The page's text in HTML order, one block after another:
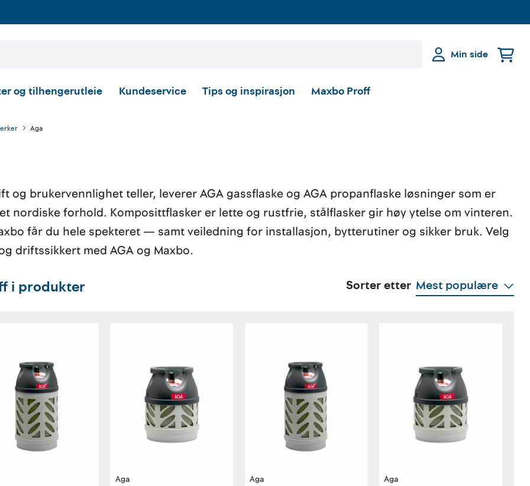
Min side
og tilhengerutleie Kundeservice Tips og inspirasjon Maxbo Proff
Aga
og brukervennlighet teller, leverer AGA gassflaske og AGA propanflaske løsninger som er
nordiske forhold. Kompositt­flasker er lette og rustfrie, stål­flasker gir høy ytelse om vinteren.
får du hele spekteret — samt veiledning for installasjon, bytte­rutiner og sikker bruk. Velg
driftssikkert med AGA og Maxbo.
i produkter Sorter etter Mest populære
Aga Aga Aga